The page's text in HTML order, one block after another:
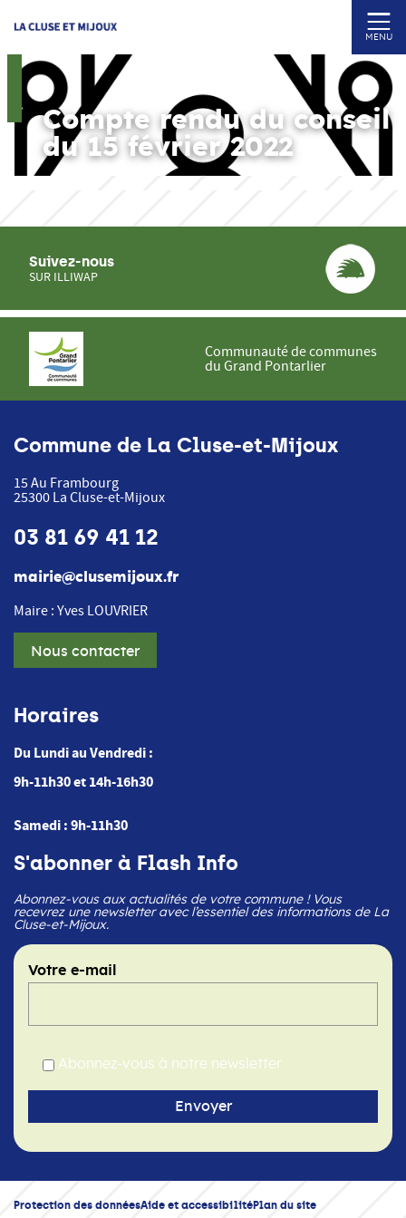
MENU
Compte rendu du conseil
du 15 février 2022
Suivez-nous
SUR ILLIWAP
Communauté de communes
du Grand Pontarlier
Commune de La Cluse-et-Mijoux
15 Au Frambourg
25300 La Cluse-et-Mijoux
03 81 69 41 12
mairie@clusemijoux.fr
Maire : Yves LOUVRIER
Nous contacter
Horaires
Du Lundi au Vendredi :
9h-11h30 et 14h-16h30
Samedi : 9h-11h30
S'abonner à Flash Info
Abonnez-vous aux actualités de votre commune ! Vous
recevrez une newsletter avec l’essentiel des informations de La
Cluse-et-Mijoux.
Votre e-mail
Abonnez-vous à notre newsletter
Protection des donnéesAide et accessibilitéPlan du site